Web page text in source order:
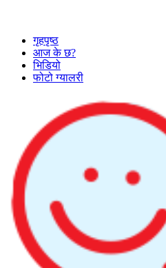
गृहपृष्ठ
आज के छ?
भिडियो
फोटो ग्यालरी